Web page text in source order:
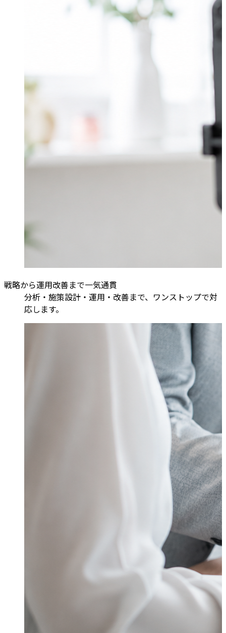
戦略から運用改善まで一気通貫
分析・施策設計・運用・改善まで、ワンストップで対
応します。